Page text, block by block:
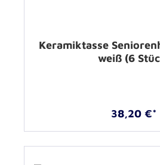
Keramiktasse
weiß (6
38,20 €*